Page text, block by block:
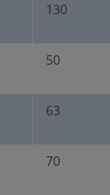
130
50
63
70